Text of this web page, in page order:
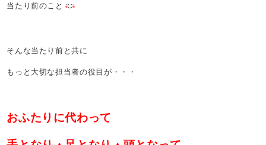
当たり前のこと
そんな当たり前と共に
もっと大切な担当者の役目が・・・
おふたりに代わって